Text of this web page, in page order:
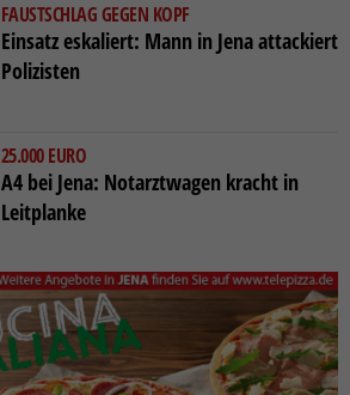
FAUSTSCHLAG GEGEN KOPF
Einsatz eskaliert: Mann in Jena attackiert
Polizisten
25.000 EURO
A4 bei Jena: Notarztwagen kracht in
Leitplanke